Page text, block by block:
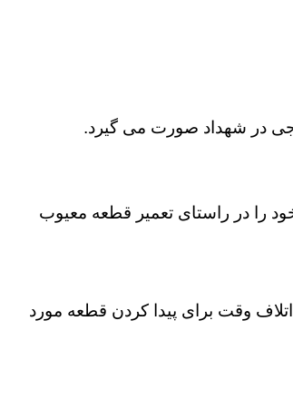
جی در شهداد صورت می گیرد.
را در راستای تعمیر قطعه معیوب
وقت برای پیدا کردن قطعه مورد